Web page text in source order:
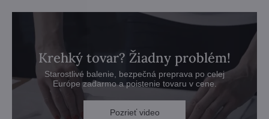
Krehký tovar? Žiadny problém!
Starostlivé balenie, bezpečná preprava po celej
Európe zadarmo a poistenie tovaru v cene.
Pozrieť video